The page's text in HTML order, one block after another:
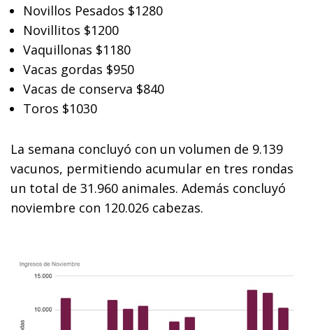
Novillos Pesados $1280
Novillitos $1200
Vaquillonas $1180
Vacas gordas $950
Vacas de conserva $840
Toros $1030
La semana concluyó con un volumen de 9.139
vacunos, permitiendo acumular en tres rondas
un total de 31.960 animales. Además concluyó
noviembre con 120.026 cabezas.